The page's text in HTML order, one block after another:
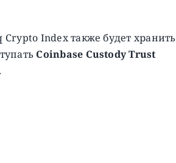
Index также будет хранить
Coinbase Custody Trust
.